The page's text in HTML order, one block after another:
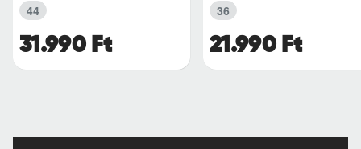
31.990 Ft
44
21.990 Ft
36